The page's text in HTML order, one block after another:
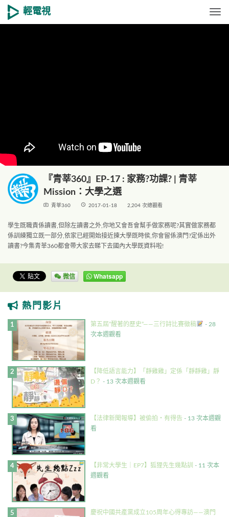
輕電視
『青莘360』EP-17 : 家務?功課? | 青莘
Mission：大學之選
live_tv 青莘360 access_time 2017-01-18 2,204 次總觀看
學生既職責係讀書,但除左讀書之外,你地又會吾會幫手做家務呢?其實做家務都
係訓練獨立既一部分,依家已經開始接近揀大學既時侯,你會留係澳門?定係出外
讀書?今集青莘360都會帶大家去睇下去國內大學既資料啦!
微信 Whatsapp
熱門影片
第五屆”醒著的歷史”——三行詩比賽徵稿
- 28
次本週觀看
【降低語言能力】「靜雞雞」定係「靜靜雞」靜
D？ - 13 次本週觀看
【法律新聞報導】被偷拍・有得告 - 13 次本週觀
看
【非常大學生｜EP7】狐狸先生幾點訓 - 11 次本
週觀看
慶祝中國共產黨成立105周年心得專訪——澳門